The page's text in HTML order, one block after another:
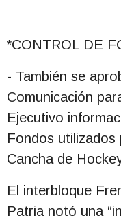
*CONTROL DE
- También se
Comunicación
Ejecutivo
Fondos utilizados
Cancha de
El interbloque
Patria notó una